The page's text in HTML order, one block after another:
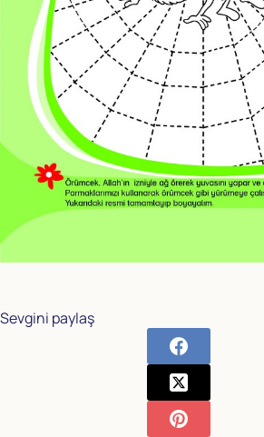
Sevgini paylaş